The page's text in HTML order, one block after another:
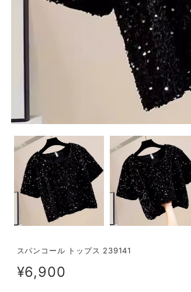
スパンコール トップス 239141
¥6,900